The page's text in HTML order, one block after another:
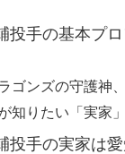
投手の基本プ
ゴンズの守護神
知りたい「実家
投手の実家は